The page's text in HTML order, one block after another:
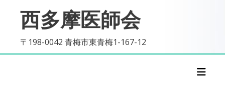
content
西多摩医師会
〒198-0042 青梅市東青梅1-167-12